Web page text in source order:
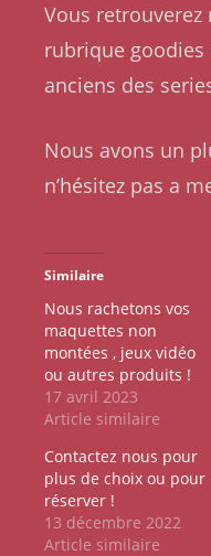
Vous
rubrique goodies
anciens des
Nous avons un
n’hésitez pas a
Similaire
Nous rachetons vos
maquettes non
montées , jeux vidéo
ou autres produits !
17 avril 2023
Article similaire
Contactez nous pour
plus de choix ou pour
réserver !
13 décembre 2022
Article similaire